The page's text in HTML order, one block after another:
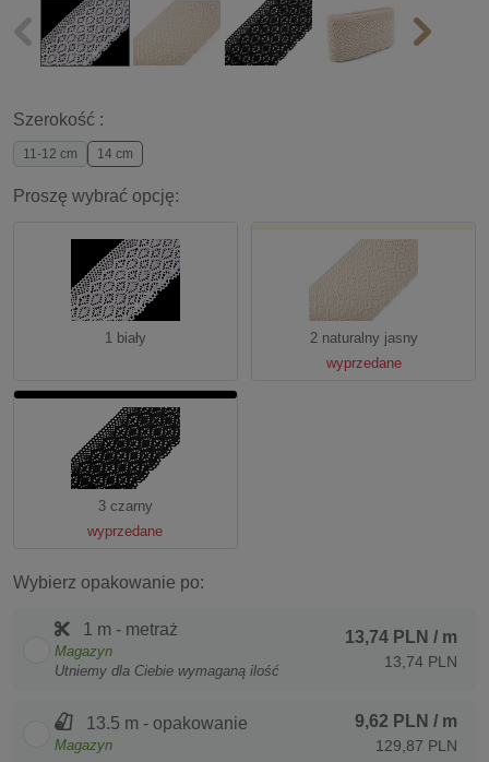
Szerokość :
11-12 cm 14 cm
Proszę wybrać opcję:
1 biały
2 naturalny jasny
wyprzedane
3 czarny
wyprzedane
Wybierz opakowanie po:
1 m - metraż
Magazyn
Utniemy dla Ciebie wymaganą ilość
13,74 PLN / m
13,74 PLN
13.5 m - opakowanie
Magazyn
9,62 PLN / m
129,87 PLN